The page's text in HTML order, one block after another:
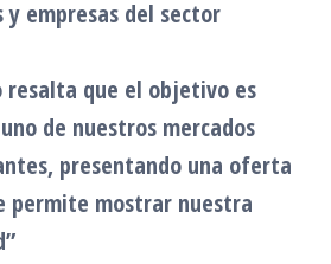
y empresas del sector
resalta que el objetivo es
de nuestros mercados
presentando una oferta
permite mostrar nuestra